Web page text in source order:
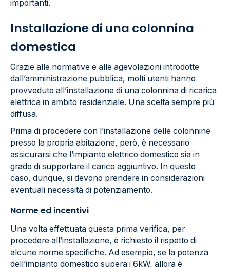
importanti.
Installazione di una colonnina
domestica
Grazie alle normative e alle agevolazioni introdotte
dall’amministrazione pubblica, molti utenti hanno
provveduto all’installazione di una colonnina di ricarica
elettrica in ambito residenziale. Una scelta sempre più
diffusa.
Prima di procedere con l’installazione delle colonnine
presso la propria abitazione, però, è necessario
assicurarsi che l’impianto elettrico domestico sia in
grado di supportare il carico aggiuntivo. In questo
caso, dunque, si devono prendere in considerazioni
eventuali necessità di potenziamento.
Norme ed incentivi
Una volta effettuata questa prima verifica, per
procedere all’installazione, è richiesto il rispetto di
alcune norme specifiche. Ad esempio, se la potenza
dell’impianto domestico supera i 6kW, allora è